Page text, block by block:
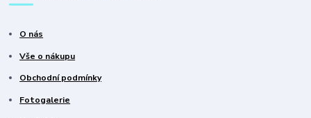
O nás
Vše o nákupu
Obchodní podmínky
Fotogalerie